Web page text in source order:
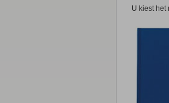
U kiest het